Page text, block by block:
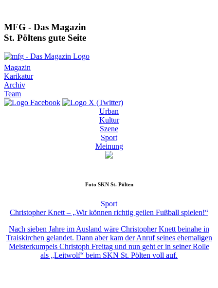
MFG - Das Magazin
St. Pöltens gute Seite
Magazin
Karikatur
Archiv
Team
Urban
Kultur
Szene
Sport
Meinung
Foto SKN St. Pölten
Sport
Christopher Knett – „Wir können richtig geilen Fußball spielen!“
Nach sieben Jahre im Ausland wäre Christopher Knett beinahe in
Traiskirchen gelandet. Dann aber kam der Anruf seines ehemaligen
Meisterkumpels Christoph Freitag und nun geht er in seiner Rolle
als „Leitwolf“ beim SKN St. Pölten voll auf.